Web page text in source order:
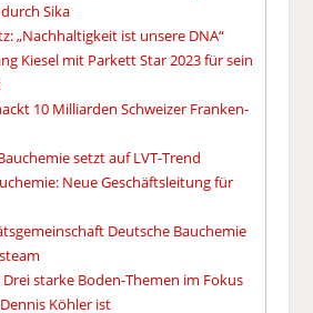
Sika
„Nachhaltigkeit ist unsere DNA“
Kiesel mit Parkett Star 2023 für sein
10 Milliarden Schweizer Franken-
setzt auf LVT-Trend
Neue Geschäftsleitung für
Deutsche Bauchemie
Drei starke Boden-Themen im Fokus
Köhler ist